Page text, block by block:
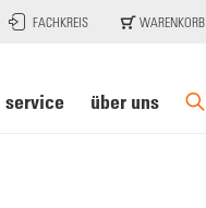
FACHKREIS WARENKORB
service über uns